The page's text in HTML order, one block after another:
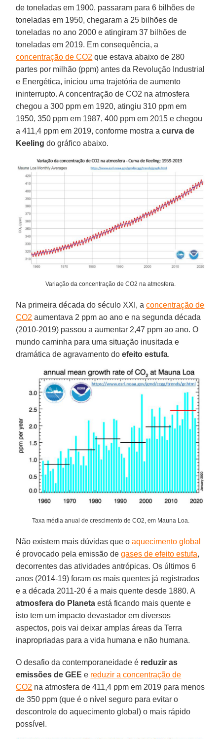
de toneladas em 1900, passaram para 6 bilhões de
toneladas em 1950, chegaram a 25 bilhões de
toneladas no ano 2000 e atingiram 37 bilhões de
toneladas em 2019. Em consequência, a
concentração de CO2 que estava abaixo de 280
partes por milhão (ppm) antes da Revolução Industrial
e Energética, iniciou uma trajetória de aumento
ininterrupto. A concentração de CO2 na atmosfera
chegou a 300 ppm em 1920, atingiu 310 ppm em
1950, 350 ppm em 1987, 400 ppm em 2015 e chegou
a 411,4 ppm em 2019, conforme mostra acurva de
Keeling do gráfico abaixo.
Variação da concentração de CO2 na atmosfera.
Na primeira década do século XXI, aconcentração de
CO2 aumentava 2 ppm ao ano e na segunda década
(2010-2019) passou a aumentar 2,47 ppm ao ano. O
mundo caminha para uma situação inusitada e
dramática de agravamento doefeito estufa.
Taxa média anual de crescimento de CO2, em Mauna Loa.
Não existem mais dúvidas que oaquecimento global
é provocado pela emissão de gases de efeito estufa,
decorrentes das atividades antrópicas. Os últimos 6
anos (2014-19) foram os mais quentes já registrados
e a década 2011-20 é a mais quente desde 1880. A
atmosfera do Planeta está ficando mais quente e
isto tem um impacto devastador em diversos
aspectos, pois vai deixar amplas áreas da Terra
inapropriadas para a vida humana e não humana.
O desafio da contemporaneidade é reduzir as
emissões de GEE e reduzir a concentração de
CO2 na atmosfera de 411,4 ppm em 2019 para menos
de 350 ppm (que é o nível seguro para evitar o
descontrole do aquecimento global) o mais rápido
possível.